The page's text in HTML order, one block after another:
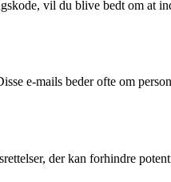
vil du blive bedt om at
e-mails beder ofte om
der kan forhindre